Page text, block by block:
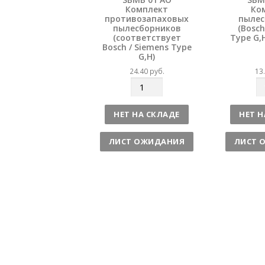
Комплект
противозапаховых
пылесборников
(соответствует
Bosch / Siemens Type
G,H)
24.40 руб.
л
и
ч
е
НЕТ НА СКЛАДЕ
ЛИСТ ОЖИДАНИЯ
Type
л
и
ч
е
НЕТ
ЛИСТ